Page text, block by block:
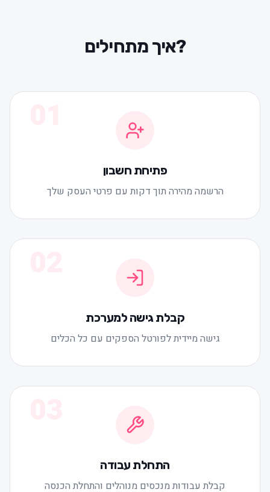
איך מתחילים?
פתיחת חשבון
הרשמה מהירה תוך דקות עם פרטי העסק שלך
קבלת גישה למערכת
גישה מיידית לפורטל הספקים עם כל הכלים
התחלת עבודה
קבלת עבודות מנכסים מנוהלים והתחלת הכנסה